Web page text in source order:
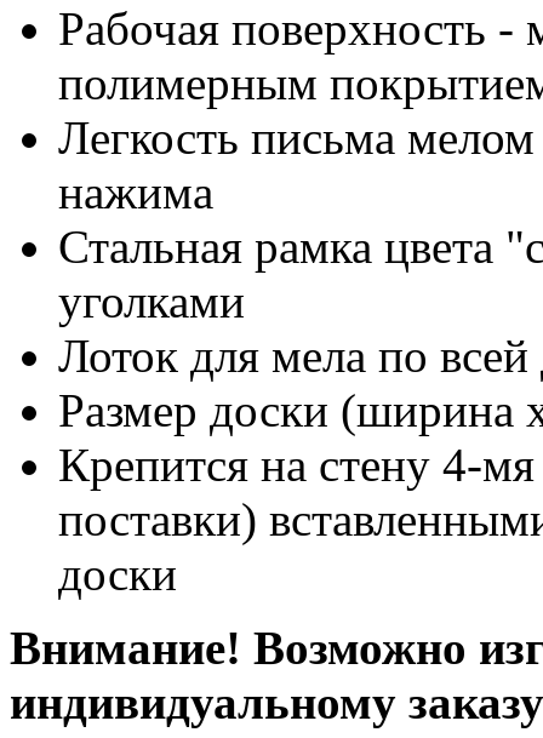
Рабочая поверхность -
полимерным
Легкость письма
нажима
Стальная рамка цвета
уголками
Лоток для мела по
Размер доски (ширина
Крепится на стену 4-
поставки)
доски
Внимание! Возможно
индивидуальному заказу